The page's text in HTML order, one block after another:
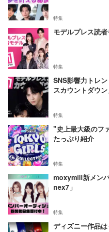
特集
モデルプレス読
特集
SNS影響力トレ
スカウントダウン
特集
"史上最大級のフ
たっぷり紹介
特集
moxymill新メン
nex7」
特集
ディズニー作品